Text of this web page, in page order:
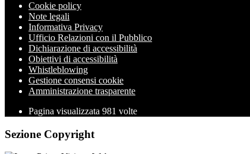
Cookie policy
Note legali
Informativa Privacy
Ufficio Relazioni con il Pubblico
Dichiarazione di accessibilità
Obiettivi di accessibilità
Whistleblowing
Gestione consensi cookie
Amministrazione trasparente
Pagina visualizzata 981 volte
Sezione Copyright